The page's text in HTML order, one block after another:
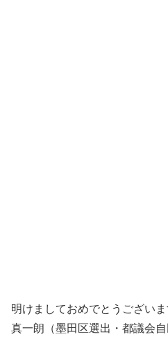
明けましておめでとうござい
真一朗（墨田区選出・都議会自